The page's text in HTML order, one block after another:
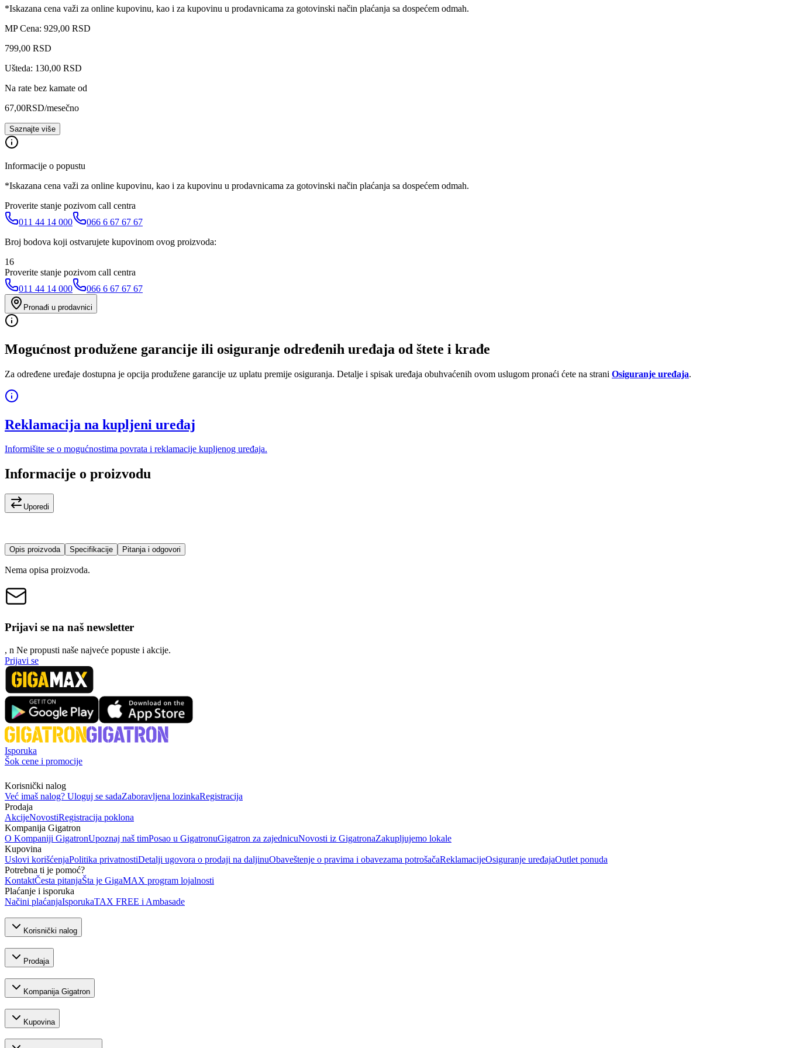
*Iskazana cena važi za online kupovinu, kao i za kupovinu u prodavnicama za gotovinski način plaćanja sa dospećem odmah.
MP Cena: 929,00 RSD
799,00 RSD
Ušteda: 130,00 RSD
Na rate bez kamate od
67,00RSD/mesečno
Saznajte više
Informacije o popustu
*Iskazana cena važi za online kupovinu, kao i za kupovinu u prodavnicama za gotovinski način plaćanja sa dospećem odmah.
Proverite stanje pozivom call centra
011 44 14 000
066 6 67 67 67
Broj bodova koji ostvarujete kupovinom ovog proizvoda:
16
Proverite stanje pozivom call centra
011 44 14 000
066 6 67 67 67
Pronađi u prodavnici
Mogućnost produžene garancije ili osiguranje određenih uređaja od štete i krađe
Za određene uređaje dostupna je opcija produžene garancije uz uplatu premije osiguranja. Detalje i spisak uređaja obuhvaćenih ovom uslugom pronaći ćete na strani Osiguranje uređaja.
Reklamacija na kupljeni uređaj
Informišite se o mogućnostima povrata i reklamacije kupljenog uređaja.
Informacije o proizvodu
Uporedi
Opis proizvoda Specifikacije Pitanja i odgovori
Nema opisa proizvoda.
Prijavi se na naš newsletter
, n Ne propusti naše najveće popuste i akcije.
Prijavi se
Isporuka
Šok cene i promocije
Korisnički nalog
Već imaš nalog? Uloguj se sadaZaboravljena lozinkaRegistracija
Prodaja
AkcijeNovostiRegistracija poklona
Kompanija Gigatron
O Kompaniji GigatronUpoznaj naš timPosao u GigatronuGigatron za zajednicuNovosti iz GigatronaZakupljujemo lokale
Kupovina
Uslovi korišćenjaPolitika privatnostiDetalji ugovora o prodaji na daljinuObaveštenje o pravima i obavezama potrošačaReklamacijeOsiguranje uređajaOutlet ponuda
Potrebna ti je pomoć?
KontaktČesta pitanjaŠta je GigaMAX program lojalnosti
Plaćanje i isporuka
Načini plaćanjaIsporukaTAX FREE i Ambasade
Korisnički nalog
Prodaja
Kompanija Gigatron
Kupovina